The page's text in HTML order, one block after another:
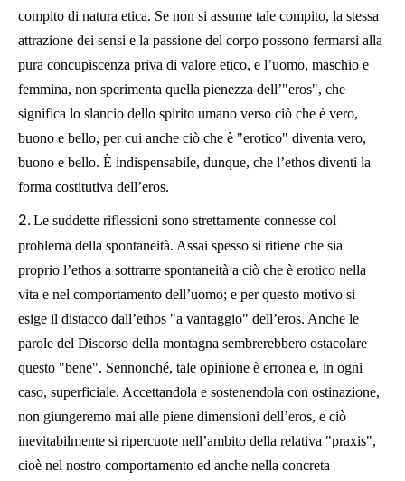
compito di natura etica. Se non si assume tale compito, la stessa
attrazione dei sensi e la passione del corpo possono fermarsi alla
pura concupiscenza priva di valore etico, e l’uomo, maschio e
femmina, non sperimenta quella pienezza dell’"eros", che
significa lo slancio dello spirito umano verso ciò che è vero,
buono e bello, per cui anche ciò che è "erotico" diventa vero,
buono e bello. È indispensabile, dunque, che l’ethos diventi la
forma costitutiva dell’eros.
2.Le suddette riflessioni sono strettamente connesse col
problema della spontaneità. Assai spesso si ritiene che sia
proprio l’ethos a sottrarre spontaneità a ciò che è erotico nella
vita e nel comportamento dell’uomo; e per questo motivo si
esige il distacco dall’ethos "a vantaggio" dell’eros. Anche le
parole del Discorso della montagna sembrerebbero ostacolare
questo "bene". Sennonché, tale opinione è erronea e, in ogni
caso, superficiale. Accettandola e sostenendola con ostinazione,
non giungeremo mai alle piene dimensioni dell’eros, e ciò
inevitabilmente si ripercuote nell’ambito della relativa "praxis",
cioè nel nostro comportamento ed anche nella concreta